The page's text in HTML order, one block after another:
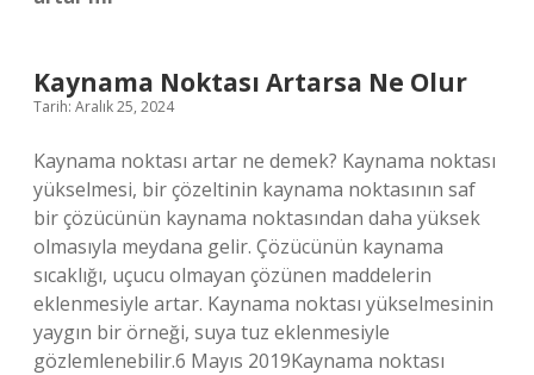
Kaynama Noktası Artarsa Ne Olur
Tarih: Aralık 25, 2024
Kaynama noktası artar ne demek? Kaynama noktası
yükselmesi, bir çözeltinin kaynama noktasının saf
bir çözücünün kaynama noktasından daha yüksek
olmasıyla meydana gelir. Çözücünün kaynama
sıcaklığı, uçucu olmayan çözünen maddelerin
eklenmesiyle artar. Kaynama noktası yükselmesinin
yaygın bir örneği, suya tuz eklenmesiyle
gözlemlenebilir.6 Mayıs 2019Kaynama noktası